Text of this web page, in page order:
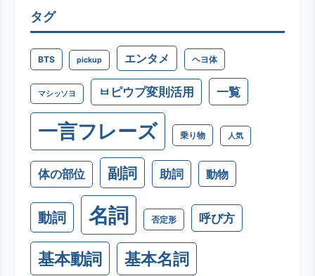
タグ
BTS pickup エンタメ ヘヨ体
マシッソヨ ㅂピウプ変則活用 一覧
一言フレーズ 乗り物 人気
体の部位 副詞 助詞 動物
動詞 名詞 否定形 呼び方
基本動詞 基本名詞